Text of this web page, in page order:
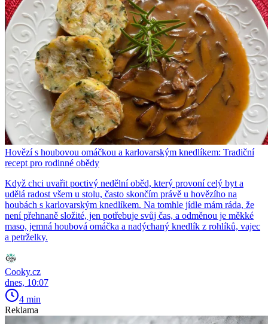
Hovězí s houbovou omáčkou a karlovarským knedlíkem: Tradiční
recept pro rodinné obědy
Když chci uvařit poctivý nedělní oběd, který provoní celý byt a
udělá radost všem u stolu, často skončím právě u hovězího na
houbách s karlovarským knedlíkem. Na tomhle jídle mám ráda, že
není přehnaně složité, jen potřebuje svůj čas, a odměnou je měkké
maso, jemná houbová omáčka a nadýchaný knedlík z rohlíků, vajec
a petrželky.
Cooky.cz
dnes, 10:07
4 min
Reklama